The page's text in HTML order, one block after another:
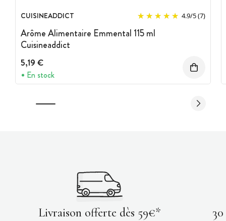
CUISINEADDICT 4.9/5(7)
Arôme Alimentaire Emmental 115 ml
Cuisineaddict
5,19 €
En stock
Livraison offerte dès 59€*